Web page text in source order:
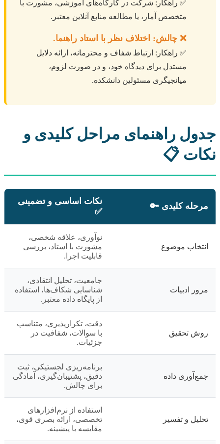
✅ راهکار: شرکت در کارگاه‌های آموزشی، مشورت با
متخصص آمار، یا مطالعه منابع آنلاین معتبر.
❌ چالش: اختلاف نظر با استاد راهنما.
✅ راهکار: ارتباط شفاف و محترمانه، ارائه دلایل
مستدل برای دیدگاه خود، و در صورت لزوم،
میانجیگری مسئولین دانشکده.
جدول راهنمای مراحل کلیدی و
نکات 📋
مرحله کلیدی 🔑
نکات اساسی و تضمینی
✅
انتخاب موضوع
نوآوری، علاقه شخصی،
مشورت با استاد، بررسی
قابلیت اجرا.
مرور ادبیات
جامعیت، تحلیل انتقادی،
شناسایی شکاف‌ها، استفاده
از پایگاه داده معتبر.
روش تحقیق
دقت، تکرارپذیری، متناسب
با سوالات، شفافیت در
جزئیات.
جمع‌آوری داده
برنامه‌ریزی لجستیکی، ثبت
دقیق، پشتیبان‌گیری، آمادگی
برای چالش.
تحلیل و تفسیر
استفاده از نرم‌افزارهای
تخصصی، ارائه بصری قوی،
مقایسه با پیشینه.